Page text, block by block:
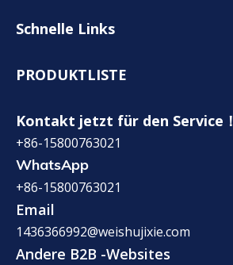
Schnelle Links
PRODUKTLISTE
Kontakt jetzt für den Service！
+86-15800763021
WhatsApp
+86-15800763021
Email
1436366992@weishujixie.com
Andere B2B -Websites